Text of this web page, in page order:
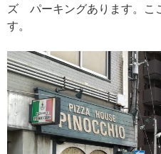
ズ パーキングあります。こ
す。